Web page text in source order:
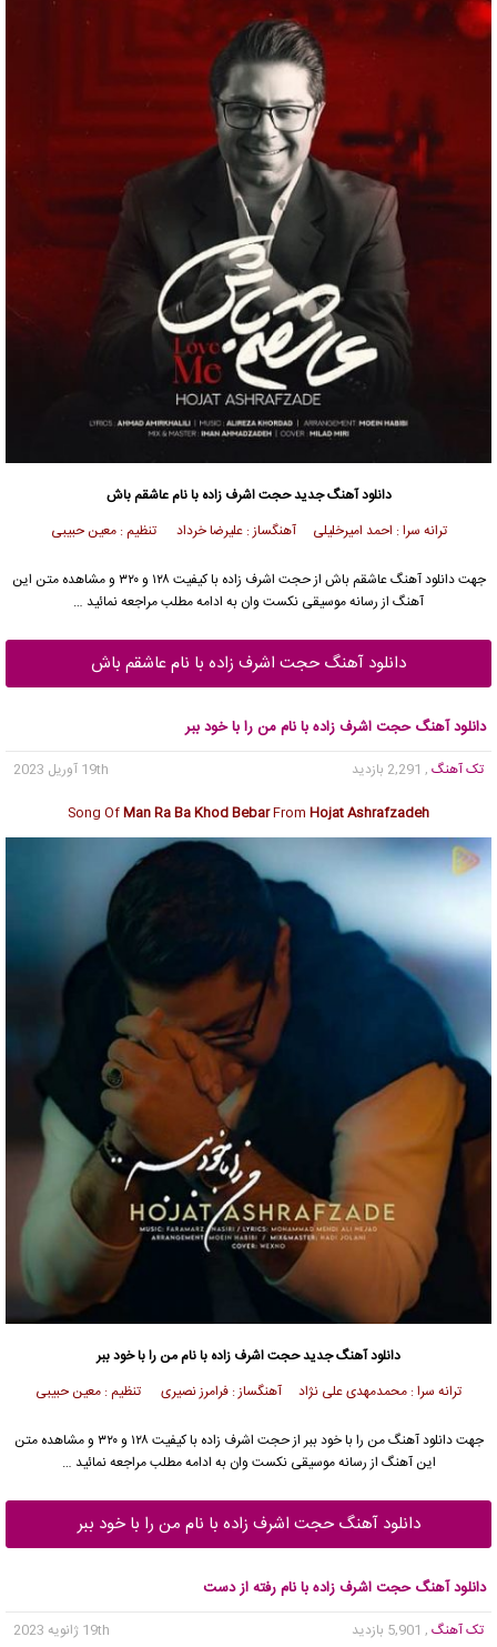
دانلود آهنگجدید حجت اشرف زاده با نام عاشقم باش
ترانه سرا : احمد امیرخلیلی آهنگساز : علیرضا خرداد تنظیم : معین حبیبی
جهت دانلود آهنگ عاشقم باش از حجت اشرف زاده با کیفیت ۱۲۸ و ۳۲۰ و مشاهده متن این
آهنگ از رسانه موسیقی نکست وان به ادامه مطلب مراجعه نمائید …
دانلود آهنگ حجت اشرف زاده با نام عاشقم باش
دانلود آهنگ حجت اشرف زاده با نام من را با خود ببر
تک آهنگ , 2,291 بازدید
19th آوریل 2023
Song OfMan Ra Ba Khod BebarFrom Hojat Ashrafzadeh
دانلود آهنگجدید حجت اشرف زاده با نام من را با خود ببر
ترانه سرا : محمدمهدی علی نژاد آهنگساز : فرامرز نصیری تنظیم : معین حبیبی
جهت دانلود آهنگ من را با خود ببر از حجت اشرف زاده با کیفیت ۱۲۸ و ۳۲۰ و مشاهده متن
این آهنگ از رسانه موسیقی نکست وان به ادامه مطلب مراجعه نمائید …
دانلود آهنگ حجت اشرف زاده با نام من را با خود ببر
دانلود آهنگ حجت اشرف زاده با نام رفته از دست
تک آهنگ , 5,901 بازدید
19th ژانویه 2023